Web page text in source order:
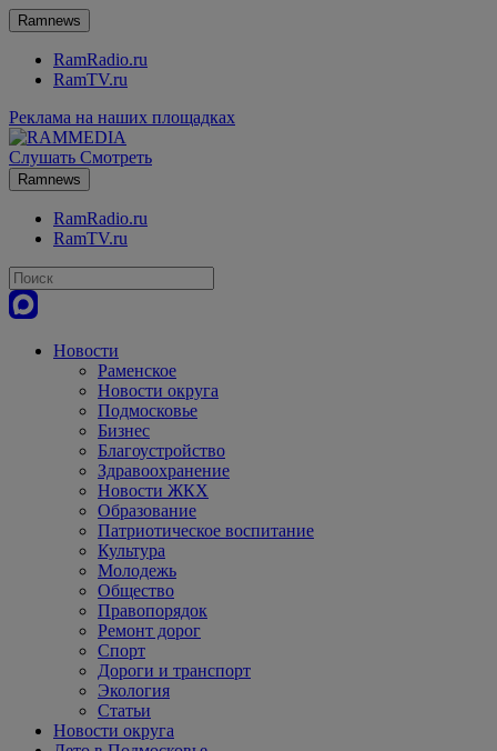
Ramnews
RamRadio.ru
RamTV.ru
Реклама на наших площадках
Слушать Смотреть
Ramnews
RamRadio.ru
RamTV.ru
Новости
Раменское
Новости округа
Подмосковье
Бизнес
Благоустройство
Здравоохранение
Новости ЖКХ
Образование
Патриотическое воспитание
Культура
Молодежь
Общество
Правопорядок
Ремонт дорог
Спорт
Дороги и транспорт
Экология
Статьи
Новости округа